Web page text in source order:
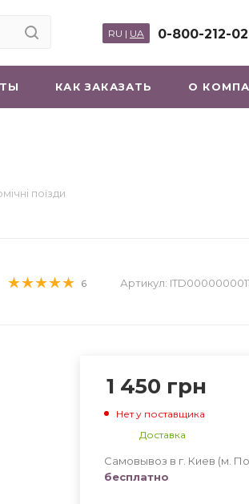
0-800-212-
RU | UA
КАК ЗАКАЗАТЬ О
поїзди
6 Артикул:
1 450 грн
Нет у поставщика
Доставка
Самовывоз в г. Киев (м.
бесплатно